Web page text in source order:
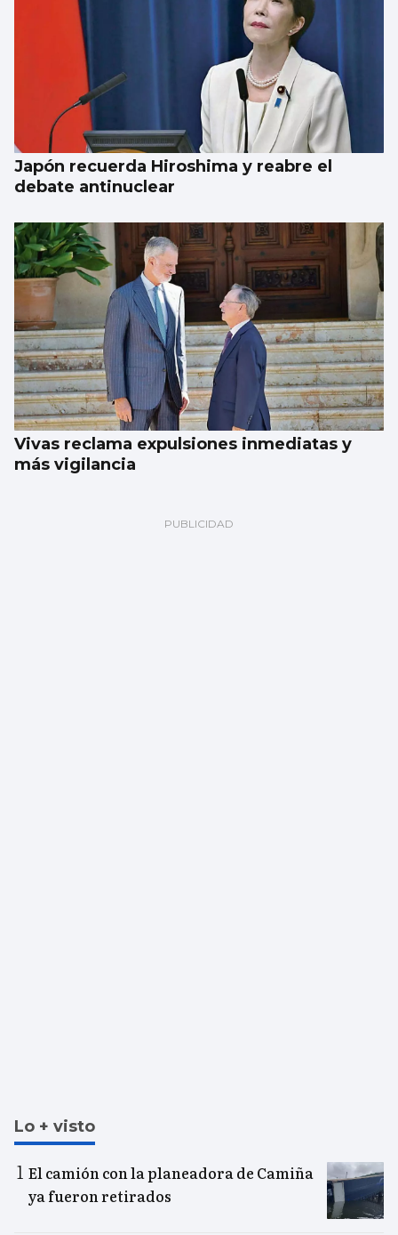
Japón recuerda Hiroshima y reabre el
debate antinuclear
Vivas reclama expulsiones inmediatas y
más vigilancia
Lo + visto
El camión con la planeadora de Camiña
ya fueron retirados